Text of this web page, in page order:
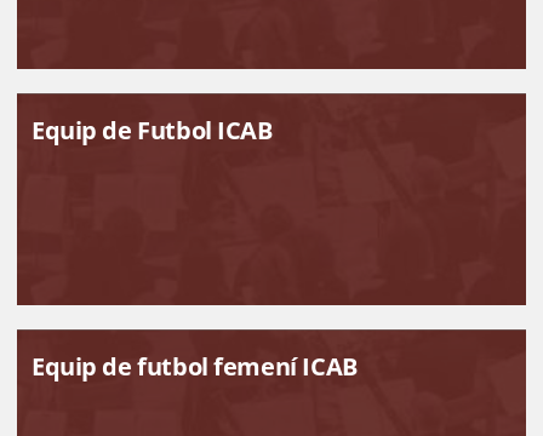
Equip de Futbol ICAB
Equip de futbol femení ICAB